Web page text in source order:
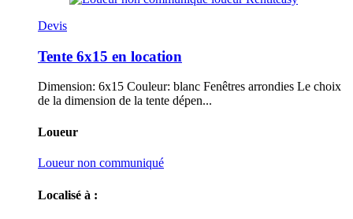
Devis
Tente 6x15 en location
Dimension: 6x15 Couleur: blanc Fenêtres arrondies Le choix
de la dimension de la tente dépen...
Loueur
Loueur non communiqué
Localisé à :